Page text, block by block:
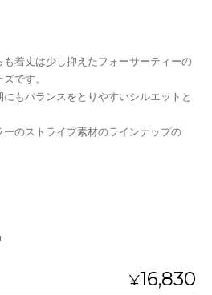
着丈は少し抑えたフォーサーティーの
です。
もバランスをとりやすいシルエットと
のストライプ素材のラインナップの
¥16,830